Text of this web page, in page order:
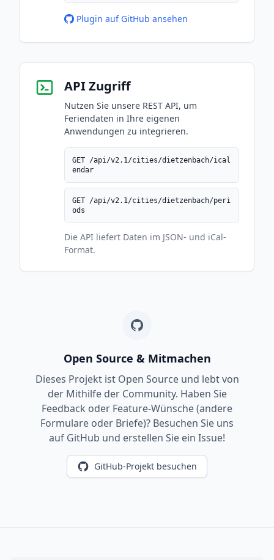
Plugin auf GitHub ansehen
API Zugriff
Nutzen Sie unsere REST API, um
Feriendaten in Ihre eigenen
Anwendungen zu integrieren.
GET /api/v2.1/cities/dietzenbach/ical
endar
GET /api/v2.1/cities/dietzenbach/peri
ods
Die API liefert Daten im JSON- und iCal-
Format.
Open Source & Mitmachen
Dieses Projekt ist Open Source und lebt von
der Mithilfe der Community. Haben Sie
Feedback oder Feature-Wünsche (andere
Formulare oder Briefe)? Besuchen Sie uns
auf GitHub und erstellen Sie ein Issue!
GitHub-Projekt besuchen